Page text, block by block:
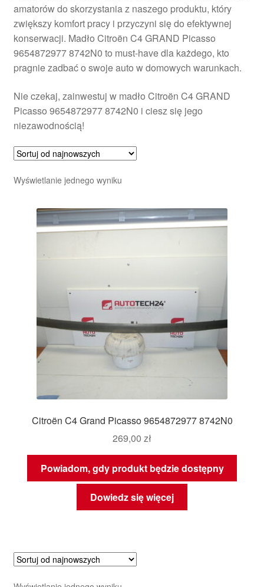
amatorów do skorzystania z naszego produktu, który
zwiększy komfort pracy i przyczyni się do efektywnej
konserwacji. Madło Citroën C4 GRAND Picasso
9654872977 8742N0 to must-have dla każdego, kto
pragnie zadbać o swoje auto w domowych warunkach.
Nie czekaj, zainwestuj w madło Citroën C4 GRAND
Picasso 9654872977 8742N0 i ciesz się jego
niezawodnością!
Wyświetlanie jednego wyniku
Citroën C4 Grand Picasso 9654872977 8742N0
269,00 zł
Powiadom, gdy produkt będzie dostępny
Dowiedz się więcej